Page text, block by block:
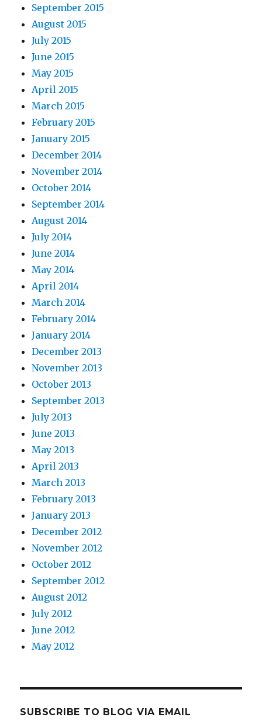
September 2015
August 2015
July 2015
June 2015
May 2015
April 2015
March 2015
February 2015
January 2015
December 2014
November 2014
October 2014
September 2014
August 2014
July 2014
June 2014
May 2014
April 2014
March 2014
February 2014
January 2014
December 2013
November 2013
October 2013
September 2013
July 2013
June 2013
May 2013
April 2013
March 2013
February 2013
January 2013
December 2012
November 2012
October 2012
September 2012
August 2012
July 2012
June 2012
May 2012
SUBSCRIBE TO BLOG VIA EMAIL